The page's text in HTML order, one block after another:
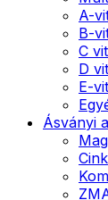
A-
B-
C
D
E-
Ásványi
Cink